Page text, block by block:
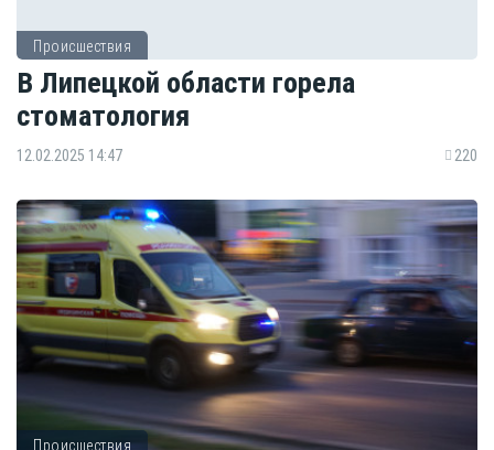
Происшествия
В Липецкой области горела
стоматология
12.02.2025 14:47 220
Происшествия